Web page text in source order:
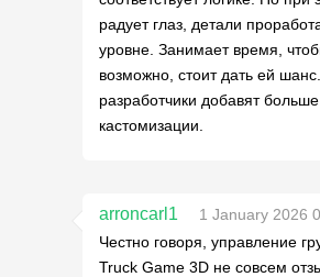
радует глаз, детали
уровне. Занимает время,
возможно, стоит дать ей
разработчики добавят
кастомизации.
arroncarl1
1 January 2026
Честно говоря, управление
Truck Game 3D не совсем